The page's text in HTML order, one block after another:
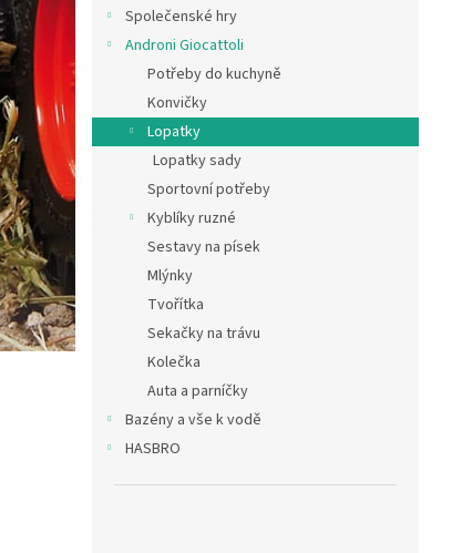
Společenské hry
Androni Giocattoli
Potřeby do kuchyně
Konvičky
Lopatky
Lopatky sady
Sportovní potřeby
Kyblíky ruzné
Sestavy na písek
Mlýnky
Tvořítka
Sekačky na trávu
Kolečka
Auta a parníčky
Bazény a vše k vodě
HASBRO